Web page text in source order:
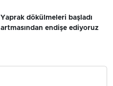
Yaprak dökülmeleri başladı
artmasından endişe ediyoruz